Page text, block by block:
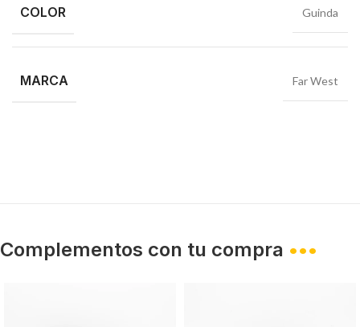
COLOR Guinda
MARCA Far West
Complementos con tu compra •••